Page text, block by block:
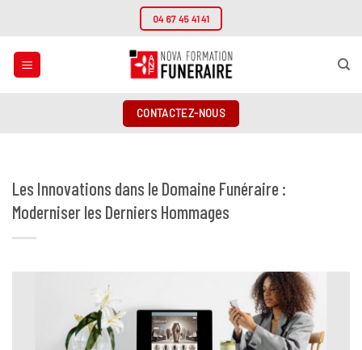
contenu
04 67 45 41 41
CONTACTEZ-NOUS
Les Innovations dans le Domaine Funéraire :
Moderniser les Derniers Hommages